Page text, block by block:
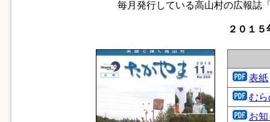
毎月発行している高山村の広報誌
２０１
表紙
む
お